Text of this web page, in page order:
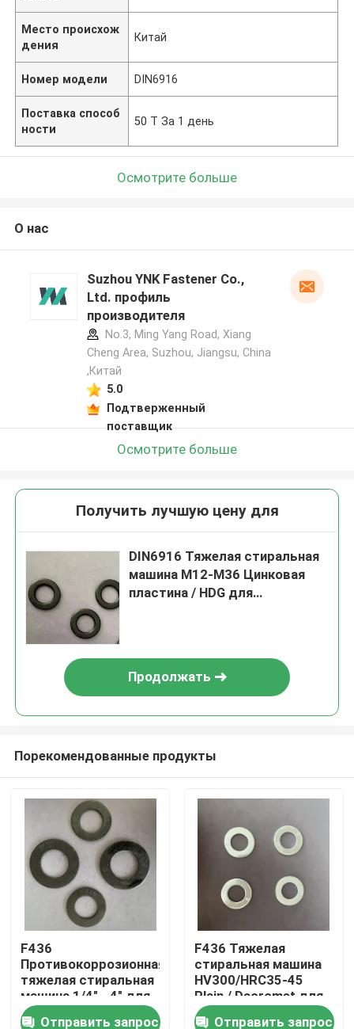
Главная страница
Продукция
О Компании
Место происхож
дения
Китай
Номер модели DIN6916
Поставка способ
ности
50 Т За 1 день
Осмотрите больше
О нас
Suzhou YNK Fastener Co.,
Ltd. профиль
производителя
No.3, Ming Yang Road, Xiang
Cheng Area, Suzhou, Jiangsu, China
,Китай
5.0
Подтверженный
поставщик
Осмотрите больше
Получить лучшую цену для
DIN6916 Тяжелая стиральная
машина M12-M36 Цинковая
пластина / HDG для
Продолжать
Порекомендованные продукты
F436
Противокоррозионная
тяжелая стиральная
машина 1/4" - 4" для
автомобильного
Отправить запрос
F436 Тяжелая
стиральная машина
HV300/HRC35-45
Plain / Dacromet для
инфраструктурных
Отправить запрос